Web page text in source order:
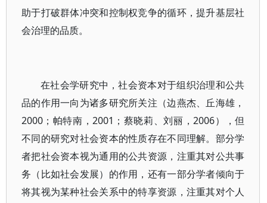
助于打破群体冲突和控制权竞争的循环，提升基层社
会治理的品质。
在社会学研究中，社会资本对于组织治理和公共
品的作用一向为诸多研究所关注（边燕杰、丘海雄，
2000；帕特南，2001；蔡晓莉、刘丽，2006），但
不同的研究对社会资本的性质存在不同理解。部分学
者把社会资本视为通用的公共资源，注重其对公共事
务（比如社会发展）的作用，还有一部分学者倾向于
将其视为某种社会关系中的特享资源，注重其对个人